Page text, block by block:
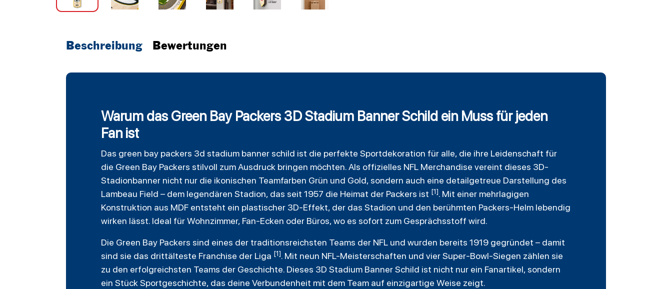
Beschreibung Bewertungen
Warum das Green Bay Packers 3D Stadium Banner Schild ein Muss für jeden
Fan ist
Das green bay packers 3d stadium bannerschild ist die perfekte Sportdekoration für alle, die ihre Leidenschaft für
die Green Bay Packers stilvoll zum Ausdruck bringen möchten. Als offizielles NFL Merchandise vereint dieses 3D-
Stadionbanner nicht nur die ikonischen Teamfarben Grün und Gold, sondern auch eine detailgetreue Darstellung des
Lambeau Field – dem legendären Stadion, das seit 1957 die Heimat der Packers ist [1]. Mit einer mehrlagigen
Konstruktion aus MDF entsteht ein plastischer 3D-Effekt, der das Stadion und den berühmten Packers-Helm lebendig
wirken lässt. Ideal für Wohnzimmer, Fan-Ecken oder Büros, wo es sofort zum Gesprächsstoff wird.
Die Green Bay Packers sind eines der traditionsreichsten Teams der NFL und wurden bereits 1919 gegründet – damit
sind sie das drittälteste Franchise der Liga [1]. Mit neun NFL-Meisterschaften und vier Super-Bowl-Siegen zählen sie
zu den erfolgreichsten Teams der Geschichte. Dieses 3D Stadium Banner Schild ist nicht nur ein Fanartikel, sondern
ein Stück Sportgeschichte, das deine Verbundenheit mit dem Team auf einzigartige Weise zeigt.